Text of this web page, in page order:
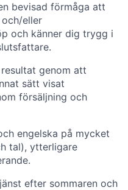
bevisad förmåga att
eller
och känner dig trygg i
genom att
sätt visat
försäljning och
engelska på mycket
tal), ytterligare
efter sommaren och